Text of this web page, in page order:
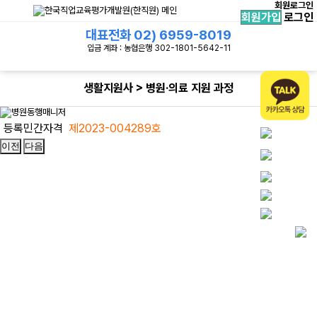
회원로그인
회원가입 로그인
대표전화02) 6959-8019
입금 계좌 : 농협은행 302-1801-5642-11
생활지원사 > 병원·의료 지원 과정
등록민간자격 제2023-004289호
이전 다음